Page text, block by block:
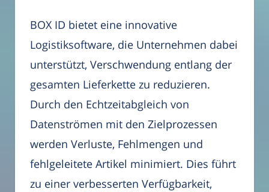
BOX ID bietet eine innovative
Logistiksoftware, die Unternehmen dabei
unterstützt, Verschwendung entlang der
gesamten Lieferkette zu reduzieren.
Durch den Echtzeitabgleich von
Datenströmen mit den Zielprozessen
werden Verluste, Fehlmengen und
fehlgeleitete Artikel minimiert. Dies führt
zu einer verbesserten Verfügbarkeit,